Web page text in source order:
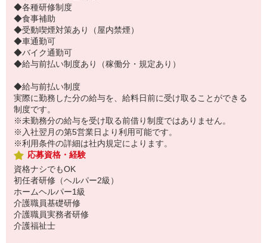
◆各種研修制度
◆食事補助
◆受動喫煙対策あり（屋内禁煙）
◆車通勤可
◆バイク通勤可
◆給与前払い制度あり（稼働分・規定あり）
◆給与前払い制度
実際に勤務した分の給与を、給料日前に受け取ることができる
制度です。
※未勤務分の給与を受け取る前借り制度ではありません。
※入社翌月の第5営業日より利用可能です。
※利用条件の詳細は社内規定によります。
応募資格・経験
資格ナシでもOK
初任者研修（ヘルパー2級）
ホームヘルパー1級
介護職員基礎研修
介護職員実務者研修
介護福祉士